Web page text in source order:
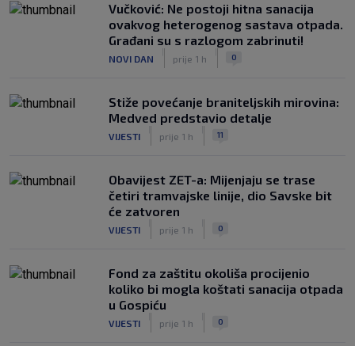
Vučković: Ne postoji hitna sanacija
ovakvog heterogenog sastava otpada.
Građani su s razlogom zabrinuti!
NOVI DAN prije 1 h 0
Stiže povećanje braniteljskih mirovina:
Medved predstavio detalje
VIJESTI prije 1 h 11
Obavijest ZET-a: Mijenjaju se trase
četiri tramvajske linije, dio Savske bit
će zatvoren
VIJESTI prije 1 h 0
Fond za zaštitu okoliša procijenio
koliko bi mogla koštati sanacija otpada
u Gospiću
VIJESTI prije 1 h 0